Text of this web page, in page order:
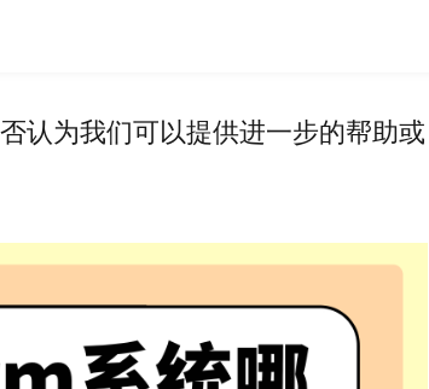
认为我们可以提供进一步的帮助或